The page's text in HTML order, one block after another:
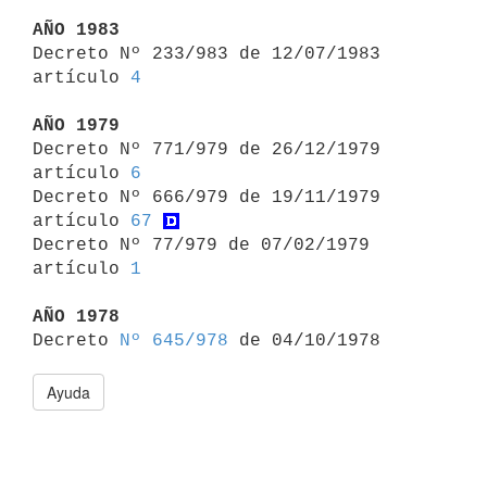
AÑO 1983
Decreto Nº 233/983 de 12/07/1983
artículo 4
AÑO 1979
Decreto Nº 771/979 de 26/12/1979
artículo 6
Decreto Nº 666/979 de 19/11/1979
artículo 67
Decreto Nº 77/979 de 07/02/1979
artículo 1
AÑO 1978
Decreto
Nº 645/978
Ayuda